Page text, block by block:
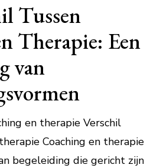
Tussen
Therapie: Een
van
en therapie Verschil
Coaching en therapie
begeleiding die gericht zijn